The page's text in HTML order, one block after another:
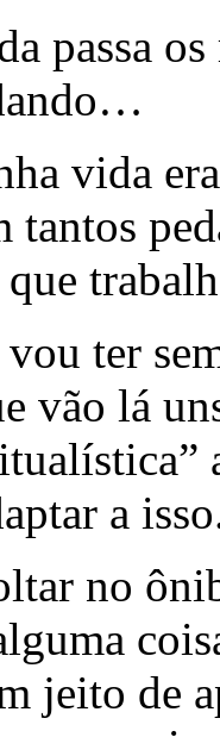
passa
vida
tantos
que
ter
vão lá
a
no
jeito de